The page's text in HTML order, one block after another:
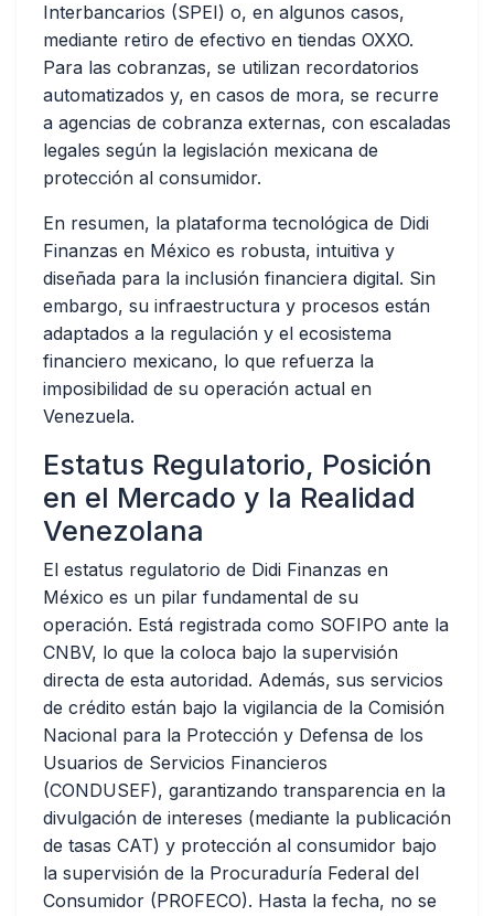
Interbancarios (SPEI) o, en algunos casos,
mediante retiro de efectivo en tiendas OXXO.
Para las cobranzas, se utilizan recordatorios
automatizados y, en casos de mora, se recurre
a agencias de cobranza externas, con escaladas
legales según la legislación mexicana de
protección al consumidor.
En resumen, la plataforma tecnológica de Didi
Finanzas en México es robusta, intuitiva y
diseñada para la inclusión financiera digital. Sin
embargo, su infraestructura y procesos están
adaptados a la regulación y el ecosistema
financiero mexicano, lo que refuerza la
imposibilidad de su operación actual en
Venezuela.
Estatus Regulatorio, Posición
en el Mercado y la Realidad
Venezolana
El estatus regulatorio de Didi Finanzas en
México es un pilar fundamental de su
operación. Está registrada como SOFIPO ante la
CNBV, lo que la coloca bajo la supervisión
directa de esta autoridad. Además, sus servicios
de crédito están bajo la vigilancia de la Comisión
Nacional para la Protección y Defensa de los
Usuarios de Servicios Financieros
(CONDUSEF), garantizando transparencia en la
divulgación de intereses (mediante la publicación
de tasas CAT) y protección al consumidor bajo
la supervisión de la Procuraduría Federal del
Consumidor (PROFECO). Hasta la fecha, no se